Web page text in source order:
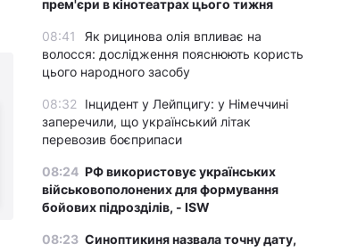
прем'єри в кінотеатрах цього тижня
08:41
Як рицинова олія впливає на
волосся: дослідження пояснюють користь
цього народного засобу
08:32
Інцидент у Лейпцигу: у Німеччині
заперечили, що український літак
перевозив боєприпаси
08:24 РФ використовує українських
військовополонених для формування
бойових підрозділів, - ISW
08:23 Синоптикиня назвала точну дату,